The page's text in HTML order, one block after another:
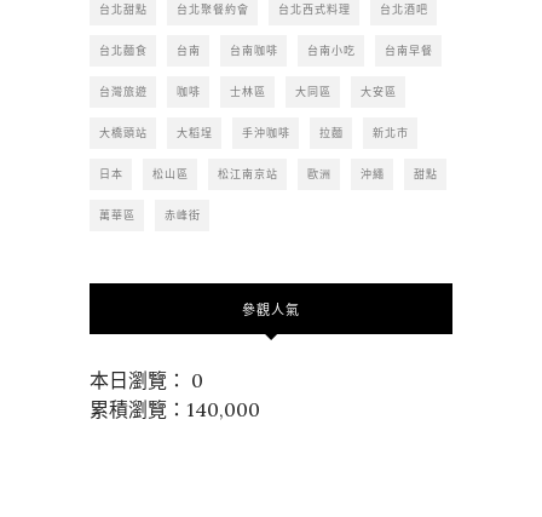
台北甜點 台北聚餐約會 台北西式料理 台北酒吧
台北麵食 台南 台南咖啡 台南小吃 台南早餐
台灣旅遊 咖啡 士林區 大同區 大安區
大橋頭站 大稻埕 手沖咖啡 拉麵 新北市
日本 松山區 松江南京站 歐洲 沖繩 甜點
萬華區 赤峰街
參觀人氣
本日瀏覽： 0
累積瀏覽：140,000